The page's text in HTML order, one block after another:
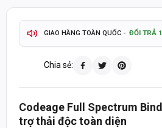
2-4
GIAO HÀNG TOÀN QUỐC - ĐỔI TRẢ
TÍCH ĐIỂM MUA HÀNG - QUÀ TẶNG
TƯ VẤN ĐẶT HÀNG QUA HOTLINE
MỞ CỬA T2-T7:8:30 - 20:30 CHỦ
Chia sẻ:
Codeage Full Spectrum
trợ thải độc toàn diện